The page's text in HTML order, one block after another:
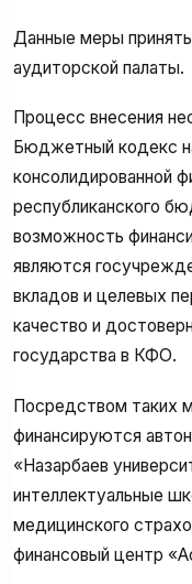
Данные меры
аудиторской палаты.
Процесс внесения
Бюджетный кодекс
консолидированной
республиканского
возможность
являются
вкладов и целевых
качество и
государства в КФО.
Посредством таких
финансируются
«Назарбаев
интеллектуальные
медицинского
финансовый центр